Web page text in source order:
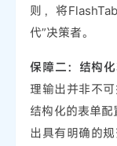
则，将
代”决策者。
保障二：结构
理输出并非不
结构化的表单
出具有明确的